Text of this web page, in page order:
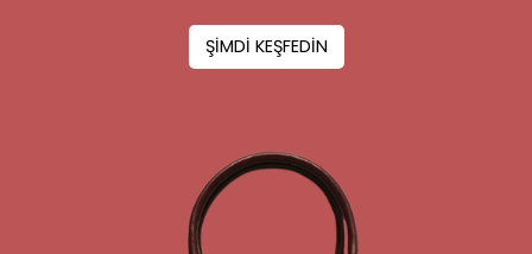
ŞİMDİ KEŞFEDİN